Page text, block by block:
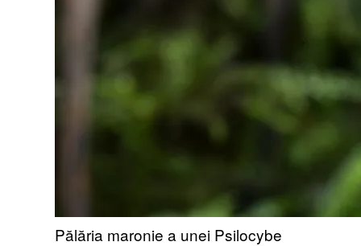
Pălăria maronie a unei Psilocybe